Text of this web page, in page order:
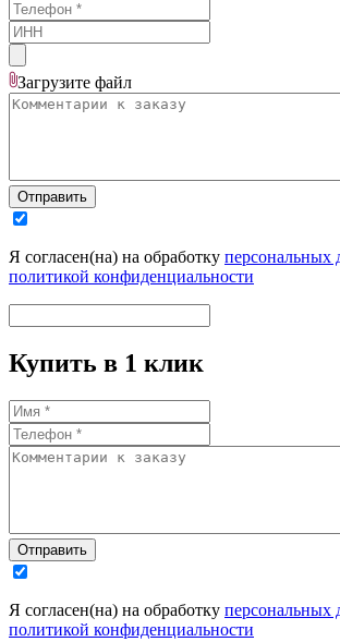
Загрузите файл
Отправить
Я согласен(на) на обработку персональных
политикой конфиденциальности
Купить в 1 клик
Отправить
Я согласен(на) на обработку персональных
политикой конфиденциальности